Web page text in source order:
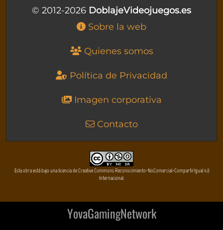
© 2012-2026 DoblajeVideojuegos.es
Sobre la web
Quienes somos
Política de Privacidad
Imagen corporativa
Contacto
Esta obra está bajo una licencia de Creative Commons Reconocimiento-NoComercial-CompartirIgual 4.0
Internacional
YovaGamingNetwork